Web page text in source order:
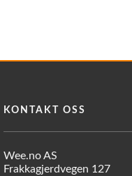
KONTAKT OSS
Wee.no AS
Frakkagjerdvegen 127